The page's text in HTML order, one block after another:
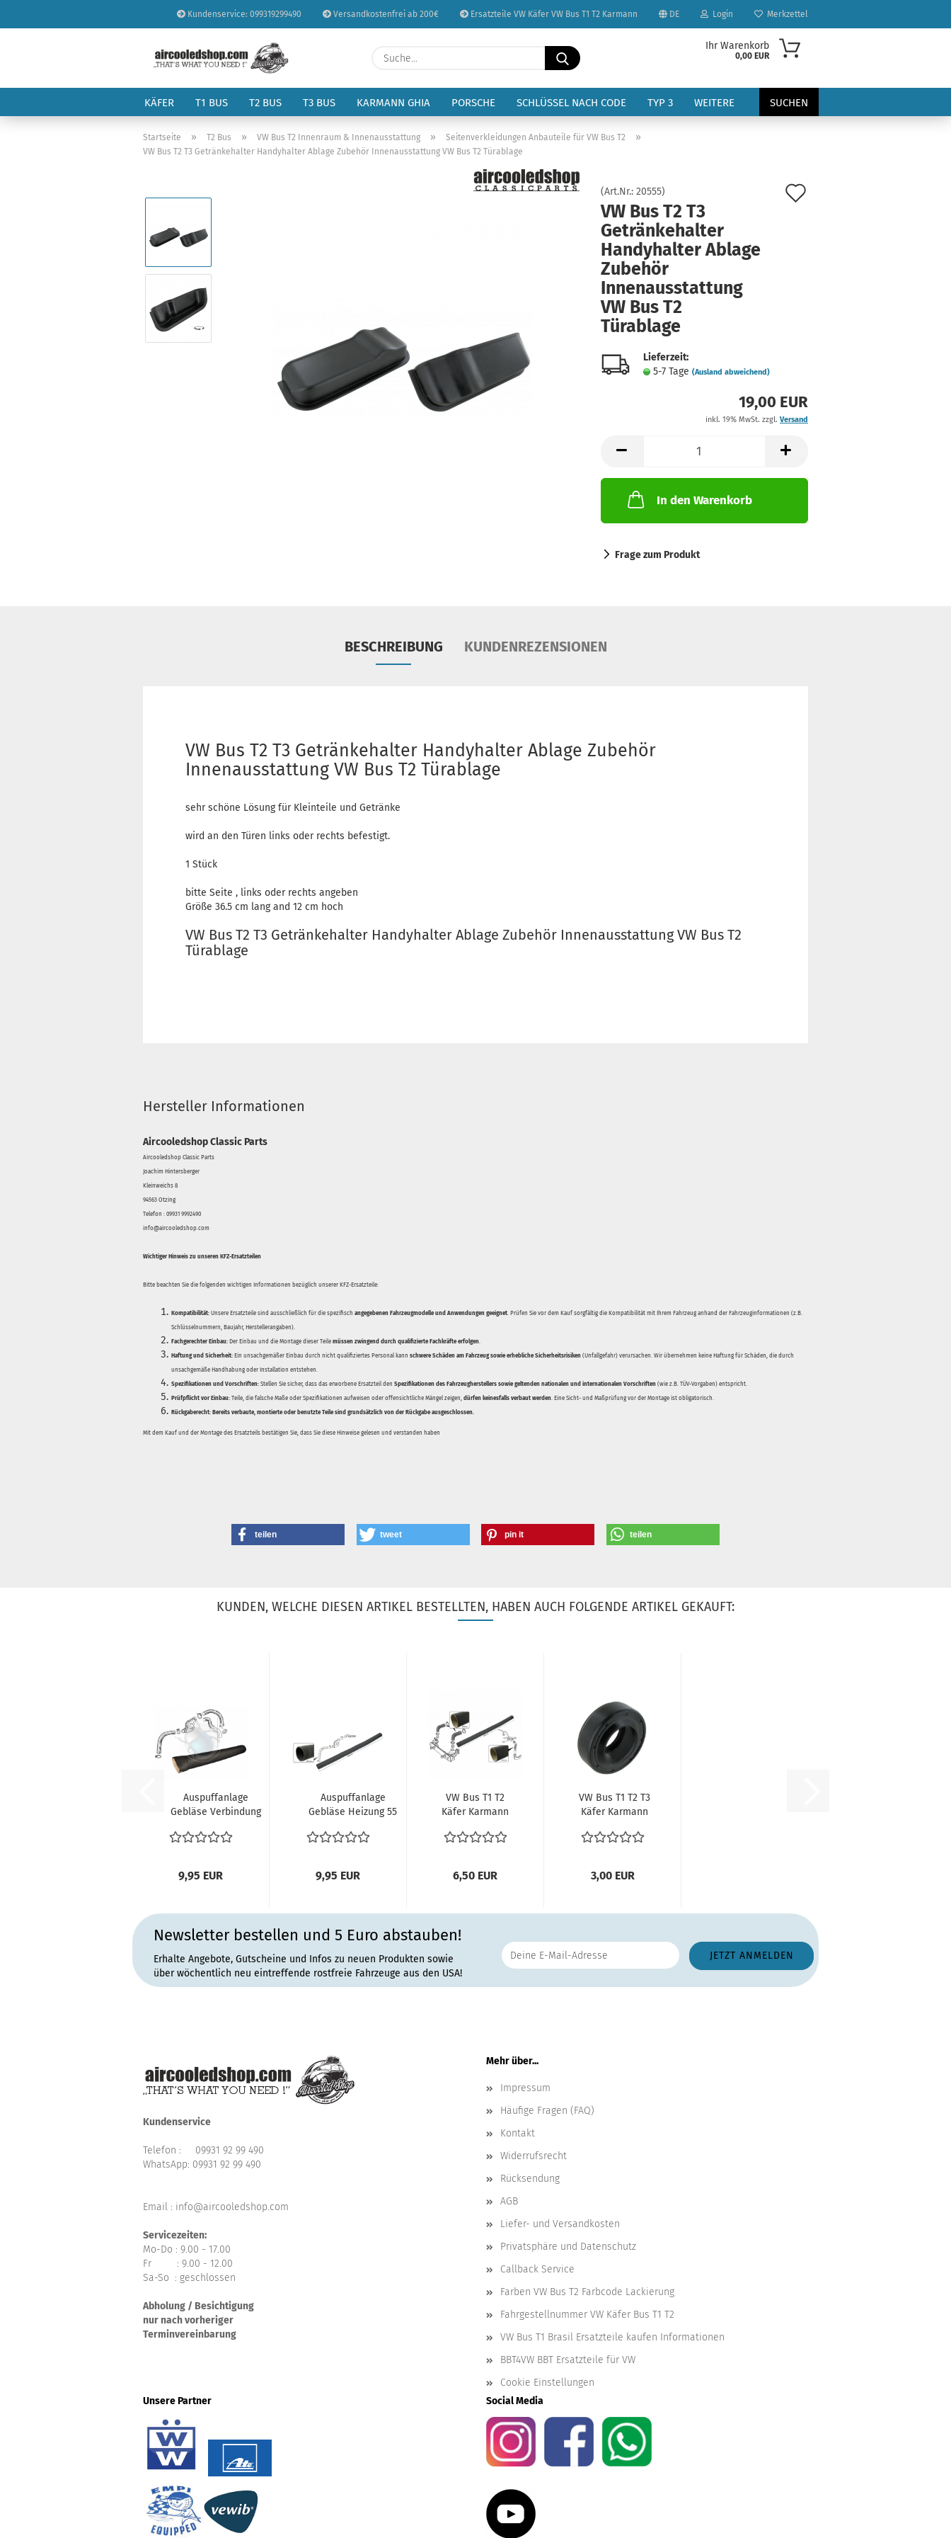
Kundenservice: 099319299490 Versandkostenfrei ab 200€ Ersatzteile VW Käfer VW Bus T1 T2 Karmann DE
Sprache auswählen
Lieferland
Login
Passwort
Konto erstellen
Passwort vergessen?
Merkzettel
Suche...
Ihr Warenkorb
0,00 EUR
KÄFER T1 BUS T2 BUS T3 BUS KARMANN GHIA PORSCHE SCHLÜSSEL NACH CODE TYP 3 SUCHEN
WEITERE
Startseite » T2 Bus » VW Bus T2 Innenraum & Innenausstattung » Seitenverkleidungen Anbauteile für VW Bus T2 »
VW Bus T2 T3 Getränkehalter Handyhalter Ablage Zubehör Innenausstattung VW Bus T2 Türablage
(Art.Nr.: 20555)
VW Bus T2 T3
Getränkehalter
Handyhalter Ablage
Zubehör
Innenausstattung
VW Bus T2
Türablage
Lieferzeit:
5-7 Tage (Ausland abweichend)
19,00 EUR
inkl. 19% MwSt. zzgl. Versand
In den Warenkorb
Frage zum Produkt
BESCHREIBUNG KUNDENREZENSIONEN
VW Bus T2 T3 Getränkehalter Handyhalter Ablage Zubehör
Innenausstattung VW Bus T2 Türablage
sehr schöne Lösung für Kleinteile und Getränke
wird an den Türen links oder rechts befestigt.
1 Stück
bitte Seite , links oder rechts angeben
Größe 36.5 cm lang and 12 cm hoch
VW Bus T2 T3 Getränkehalter Handyhalter Ablage Zubehör Innenausstattung VW Bus T2
Türablage
Hersteller Informationen
Aircooledshop Classic Parts
Aircooledshop Classic Parts
Joachim Hintersberger
Kleinweichs 8
94563 Otzing
Telefon : 09931 9992490
info@aircooledshop.com
Wichtiger Hinweis zu unseren KFZ-Ersatzteilen
Bitte beachten Sie die folgenden wichtigen Informationen bezüglich unserer KFZ-Ersatzteile:
Kompatibilität: Unsere Ersatzteile sind ausschließlich für die spezifisch angegebenen Fahrzeugmodelle und Anwendungen geeignet. Prüfen Sie vor dem Kauf sorgfältig die Kompatibilität mit Ihrem Fahrzeug anhand der Fahrzeuginformationen (z.B.
Schlüsselnummern, Baujahr, Herstellerangaben).
Fachgerechter Einbau: Der Einbau und die Montage dieser Teile müssen zwingend durch qualifizierte Fachkräfte erfolgen.
Haftung und Sicherheit: Ein unsachgemäßer Einbau durch nicht qualifiziertes Personal kann schwere Schäden am Fahrzeug sowie erhebliche Sicherheitsrisiken (Unfallgefahr) verursachen. Wir übernehmen keine Haftung für Schäden, die durch
unsachgemäße Handhabung oder Installation entstehen.
Spezifikationen und Vorschriften: Stellen Sie sicher, dass das erworbene Ersatzteil den Spezifikationen des Fahrzeugherstellers sowie geltenden nationalen und internationalen Vorschriften (wie z.B. TÜV-Vorgaben) entspricht.
Prüfpflicht vor Einbau: Teile, die falsche Maße oder Spezifikationen aufweisen oder offensichtliche Mängel zeigen, dürfen keinesfalls verbaut werden. Eine Sicht- und Maßprüfung vor der Montage ist obligatorisch.
Rückgaberecht: Bereits verbaute, montierte oder benutzte Teile sind grundsätzlich von der Rückgabe ausgeschlossen.
Mit dem Kauf und der Montage des Ersatzteils bestätigen Sie, dass Sie diese Hinweise gelesen und verstanden haben
teilen tweet pin it teilen
KUNDEN, WELCHE DIESEN ARTIKEL BESTELLTEN, HABEN AUCH FOLGENDE ARTIKEL GEKAUFT:
Auspuffanlage
Gebläse Verbindung
Verbindungsschlauch...
9,95 EUR
Auspuffanlage
Gebläse Heizung 55
Verbindungsschlauch...
9,95 EUR
VW Bus T1 T2
Käfer Karmann
Heizschlauch
6,50 EUR
VW Bus T1 T2 T3
Käfer Karmann
Wellendichtring...
3,00 EUR
Newsletter bestellen und 5 Euro abstauben!
Erhalte Angebote, Gutscheine und Infos zu neuen Produkten sowie
über wöchentlich neu eintreffende rostfreie Fahrzeuge aus den USA!
Kundenservice
Telefon : 09931 92 99 490
WhatsApp: 09931 92 99 490
Email : info@aircooledshop.com
Servicezeiten:
Mo-Do : 9.00 - 17.00
Fr : 9.00 - 12.00
Sa-So : geschlossen
Abholung / Besichtigung
nur nach vorheriger
Terminvereinbarung
Mehr über...
Impressum
Häufige Fragen (FAQ)
Kontakt
Widerrufsrecht
Rücksendung
AGB
Liefer- und Versandkosten
Privatsphäre und Datenschutz
Callback Service
Farben VW Bus T2 Farbcode Lackierung
Fahrgestellnummer VW Käfer Bus T1 T2
VW Bus T1 Brasil Ersatzteile kaufen Informationen
BBT4VW BBT Ersatzteile für VW
Cookie Einstellungen
Unsere Partner
Social Media